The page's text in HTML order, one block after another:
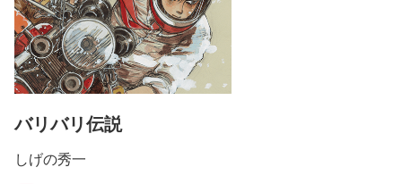
バリバリ伝説
しげの秀一